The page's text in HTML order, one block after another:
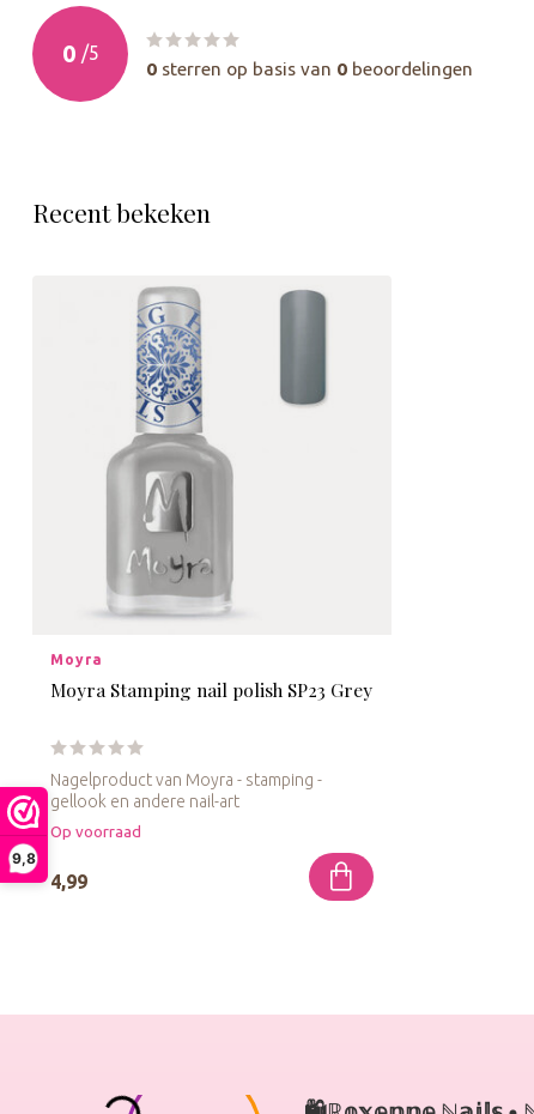
9,8
0 /5
0 sterren op basis van 0 beoordelingen
Recent bekeken
Moyra
Moyra Stamping nail polish SP23 Grey
Nagelproduct van Moyra - stamping -
gellook en andere nail-art
Op voorraad
4,99